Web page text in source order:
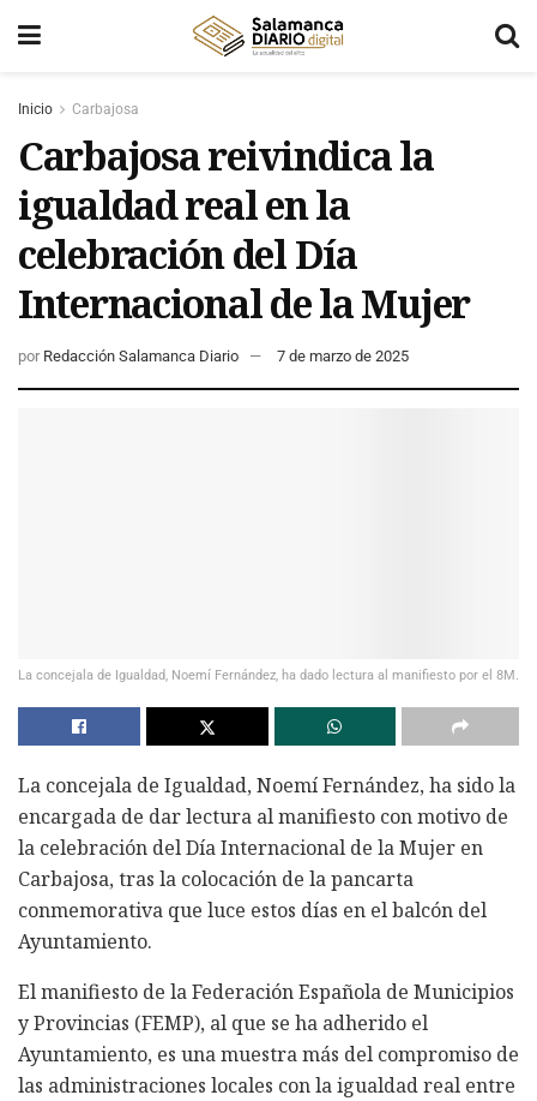
Inicio Carbajosa
Carbajosa reivindica la
igualdad real en la
celebración del Día
Internacional de la Mujer
por Redacción Salamanca Diario 7 de marzo de 2025
La concejala de Igualdad, Noemí Fernández, ha dado lectura al manifiesto por el 8M.
La concejala de Igualdad, Noemí Fernández, ha sido la
encargada de dar lectura al manifiesto con motivo de
la celebración del Día Internacional de la Mujer en
Carbajosa, tras la colocación de la pancarta
conmemorativa que luce estos días en el balcón del
Ayuntamiento.
El manifiesto de la Federación Española de Municipios
y Provincias (FEMP), al que se ha adherido el
Ayuntamiento, es una muestra más del compromiso de
las administraciones locales con la igualdad real entre